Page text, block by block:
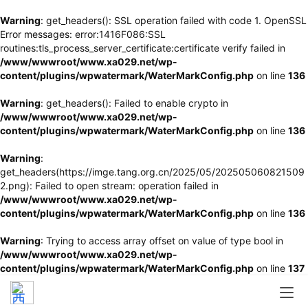
Warning: get_headers(): SSL operation failed with code 1. OpenSSL
Error messages: error:1416F086:SSL
routines:tls_process_server_certificate:certificate verify failed in
/www/wwwroot/www.xa029.net/wp-
content/plugins/wpwatermark/WaterMarkConfig.php on line 136
Warning: get_headers(): Failed to enable crypto in
/www/wwwroot/www.xa029.net/wp-
content/plugins/wpwatermark/WaterMarkConfig.php on line 136
Warning:
get_headers(https://imge.tang.org.cn/2025/05/202505060821509
2.png): Failed to open stream: operation failed in
/www/wwwroot/www.xa029.net/wp-
content/plugins/wpwatermark/WaterMarkConfig.php on line 136
Warning: Trying to access array offset on value of type bool in
/www/wwwroot/www.xa029.net/wp-
content/plugins/wpwatermark/WaterMarkConfig.php on line 137